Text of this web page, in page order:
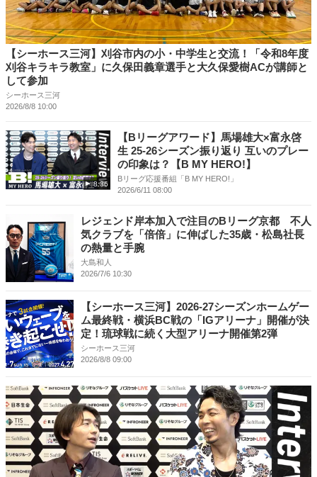
【シーホース三河】刈谷市内の小・中学生と交流！「令和8年度
刈谷キラキラ教室」に久保田義章選手と大久保愛樹ACが講師と
して参加
シーホース三河
2026/8/8 10:00
8:36
【Bリーグアワード】馬場雄大×富永啓
生 25-26シーズン振り返り 互いのプレー
の印象は？【B MY HERO!】
Bリーグ応援番組「B MY HERO!」
2026/6/11 08:00
レジェンド岸本加入で注目のBリーグ京都 不人
気クラブを「倍倍」に伸ばした35歳・松島社長
の熱量と手腕
大島和人
2026/7/6 10:30
【シーホース三河】2026-27シーズンホームゲー
ム最終戦・横浜BC戦の「IGアリーナ」開催が決
定！琉球戦に続く大型アリーナ開催第2弾
シーホース三河
2026/8/8 09:00